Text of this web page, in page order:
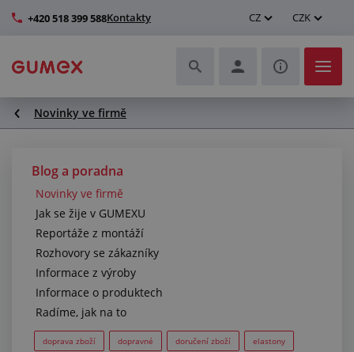
+420 518 399 588Kontakty CZ CZK
Hadice a jejich kompletace
Technické plasty
Dopravníkové pásy a montáž
Zlepšení pracovního prostředí
Další pryžové a plastové výrobky
Novinky ve firmě
Blog a poradna
Novinky ve firmě
Jak se žije v GUMEXU
Reportáže z montáží
Rozhovory se zákazníky
Informace z výroby
Informace o produktech
Radíme, jak na to
doprava zboží dopravné doručení zboží elastony